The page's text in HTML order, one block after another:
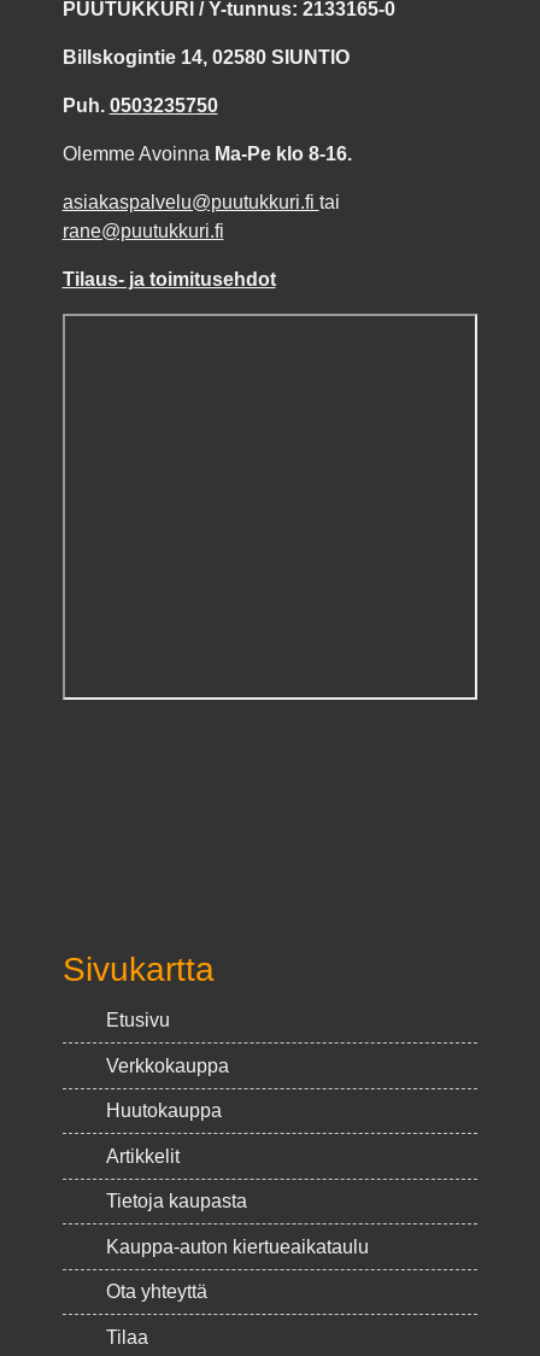
PUUTUKKURI / Y-tunnus: 2133165-0
Billskogintie 14, 02580 SIUNTIO
Puh. 0503235750
Olemme Avoinna Ma-Pe klo 8-16.
asiakaspalvelu@puutukkuri.fi tai
rane@puutukkuri.fi
Tilaus- ja toimitusehdot
Sivukartta
Etusivu
Verkkokauppa
Huutokauppa
Artikkelit
Tietoja kaupasta
Kauppa-auton kiertueaikataulu
Ota yhteyttä
Tilaa